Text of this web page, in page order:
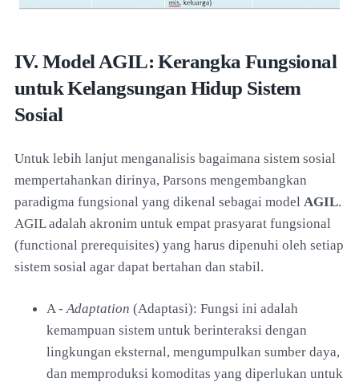
IV. Model AGIL: Kerangka Fungsional
untuk Kelangsungan Hidup Sistem
Sosial
Untuk lebih lanjut menganalisis bagaimana sistem sosial
mempertahankan dirinya, Parsons mengembangkan
paradigma fungsional yang dikenal sebagai model AGIL.
AGIL adalah akronim untuk empat prasyarat fungsional
(functional prerequisites) yang harus dipenuhi oleh setiap
sistem sosial agar dapat bertahan dan stabil.
A -Adaptation (Adaptasi): Fungsi ini adalah
kemampuan sistem untuk berinteraksi dengan
lingkungan eksternal, mengumpulkan sumber daya,
dan memproduksi komoditas yang diperlukan untuk